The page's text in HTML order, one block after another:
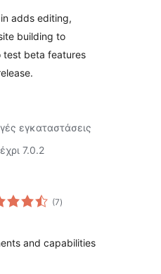
adds editing,
building to
test beta features
εγκαταστάσεις
7.0.2
(7αξιολογήσεις
σύνολο
)
and capabilities